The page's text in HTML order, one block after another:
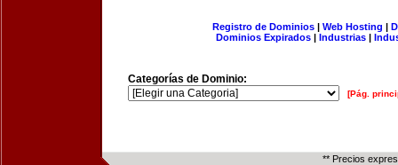
Registro de Dominios| Web Hosting |
Dominios Expirados | Industrias |
Categorías de Dominio:
[Pág.
** Precios